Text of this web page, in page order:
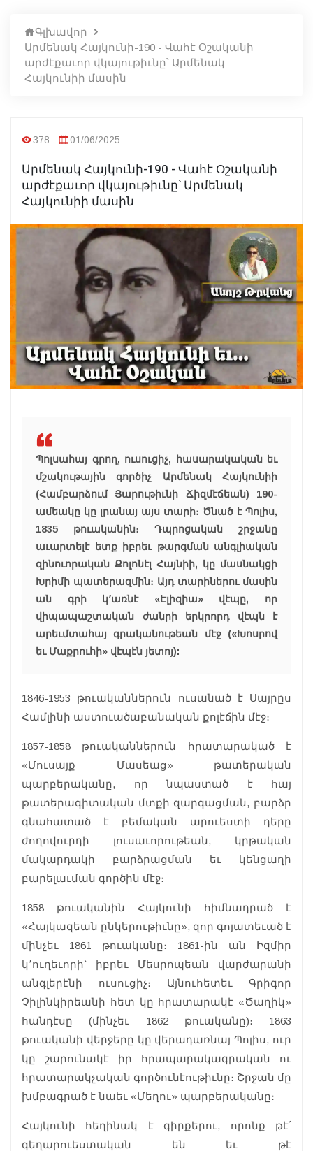
Գլխավոր
Արմենակ Հայկունի-190 - Վահէ Օշականի
արժէքաւոր վկայութիւնը՝ Արմենակ
Հայկունիի մասին
378 01/06/2025
Արմենակ Հայկունի-190 - Վահէ Օշականի
արժէքաւոր վկայութիւնը՝ Արմենակ
Հայկունիի մասին
Պոլսահայ գրող, ուսուցիչ, հասարակական եւ
մշակութային գործիչ Արմենակ Հայկունիի
(Համբարձում Յարութիւնի Ճիզմէճեան) 190-
ամեակը կը լրանայ այս տարի։ Ծնած է Պոլիս,
1835 թուականին։ Դպրոցական շրջանը
աւարտելէ ետք իբրեւ թարգման անգլիական
զինուորական Քոլոնէլ Հայնիի, կը մասնակցի
Խրիմի պատերազմին։ Այդ տարիներու մասին
ան գրի կ՚առնէ «Էլիզիա» վէպը, որ
վիպապաշտական ժանրի երկրորդ վէպն է
արեւմտահայ գրականութեան մէջ («Խոսրով
եւ Մաքրուհի» վէպէն յետոյ):
1846-1953 թուականներուն ուսանած է Սայրըս
Համլինի աստուածաբանական քոլէճին մէջ։
1857-1858 թուականներուն հրատարակած է
«Մուսայք Մասեաց» թատերական
պարբերականը, որ նպաստած է հայ
թատերագիտական մտքի զարգացման, բարձր
գնահատած է բեմական արուեստի դերը
ժողովուրդի լուսաւորութեան, կրթական
մակարդակի բարձրացման եւ կենցաղի
բարելաւման գործին մէջ։
1858 թուականին Հայկունի հիմնադրած է
«Հայկազեան ընկերութիւնը», զոր գոյատեւած է
մինչեւ 1861 թուականը։ 1861-ին ան Իզմիր
կ՚ուղեւորի՝ իբրեւ Մեսրոպեան վարժարանի
անգլերէնի ուսուցիչ։ Այնուհետեւ Գրիգոր
Չիլինկիրեանի հետ կը հրատարակէ «Ծաղիկ»
հանդէսը (մինչեւ 1862 թուականը)։ 1863
թուականի վերջերը կը վերադառնայ Պոլիս, ուր
կը շարունակէ իր հրապարակագրական ու
հրատարակչական գործունէութիւնը։ Շրջան մը
խմբագրած է նաեւ «Մեղու» պարբերականը։
Հայկունի հեղինակ է գիրքերու, որոնք թէ՛
գեղարուեստական են եւ թէ